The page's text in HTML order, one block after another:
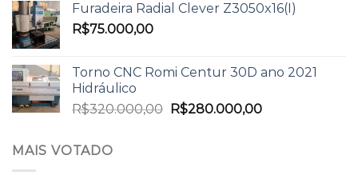
Furadeira Radial Clever Z3050x16(I)
R$75.000,00
Torno CNC Romi Centur 30D ano 2021
Hidráulico
R$320.000,00 R$280.000,00
MAIS VOTADO